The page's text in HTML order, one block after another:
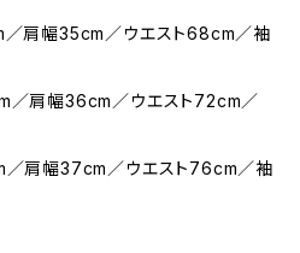
／肩幅35cm／ウエスト68cm／袖
／肩幅36cm／ウエスト72cm／
／肩幅37cm／ウエスト76cm／袖